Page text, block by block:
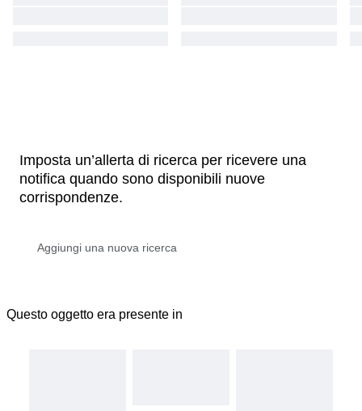
Imposta un’allerta di ricerca per ricevere una
notifica quando sono disponibili nuove
corrispondenze.
Questo oggetto era presente in